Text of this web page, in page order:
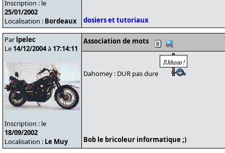
Inscription : le
25/01/2002
Localisation : Bordeaux dosiers et tutoriaux
Par lpelec
Le 14/12/2004à 17:14:11
Inscription : le
18/09/2002
Localisation : Le Muy
Association de mots
Dahomey : DUR pas dure
Bob le bricoleur informatique ;)